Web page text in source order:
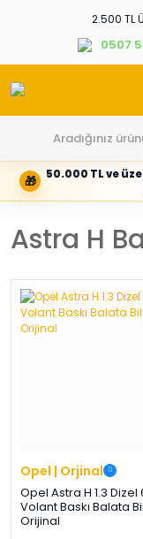
2.500 TL
0507
🎁 50.000 TL ve
Giriş
yeni
E-posta adresi
Giriş Yap
Yeni Hesap
Marka,
parça
Tüm Kategoriler
C
›
D
›
M
›
Astra H
Opel | Orjinal
Opel Astra H 1.3 Dizel
Volant Baskı Balata
Orijinal